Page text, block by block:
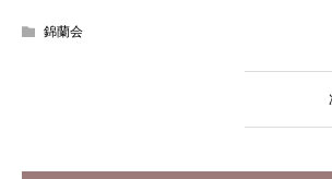
錦蘭会